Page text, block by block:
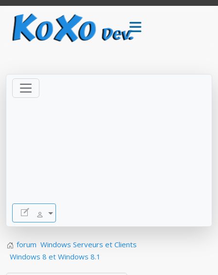
forum Windows Serveurs et Clients
Windows 8 et Windows 8.1